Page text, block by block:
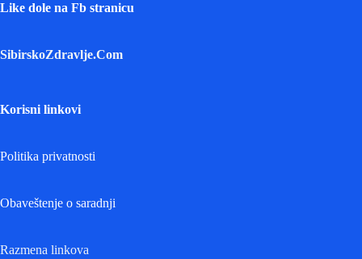
Like dole na Fb stranicu
SibirskoZdravlje.Com
Korisni linkovi
Politika privatnosti
Obaveštenje o saradnji
Razmena linkova